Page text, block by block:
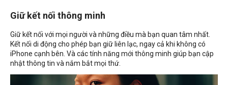
Giữ kết nối thông minh
Giữ kết nối với mọi người và những điều mà bạn quan tâm nhất.
Kết nối di động cho phép bạn giữ liên lạc, ngay cả khi không có
iPhone cạnh bên. Và các tính năng mới thông minh giúp bạn cập
nhật thông tin và nắm bắt mọi thứ.